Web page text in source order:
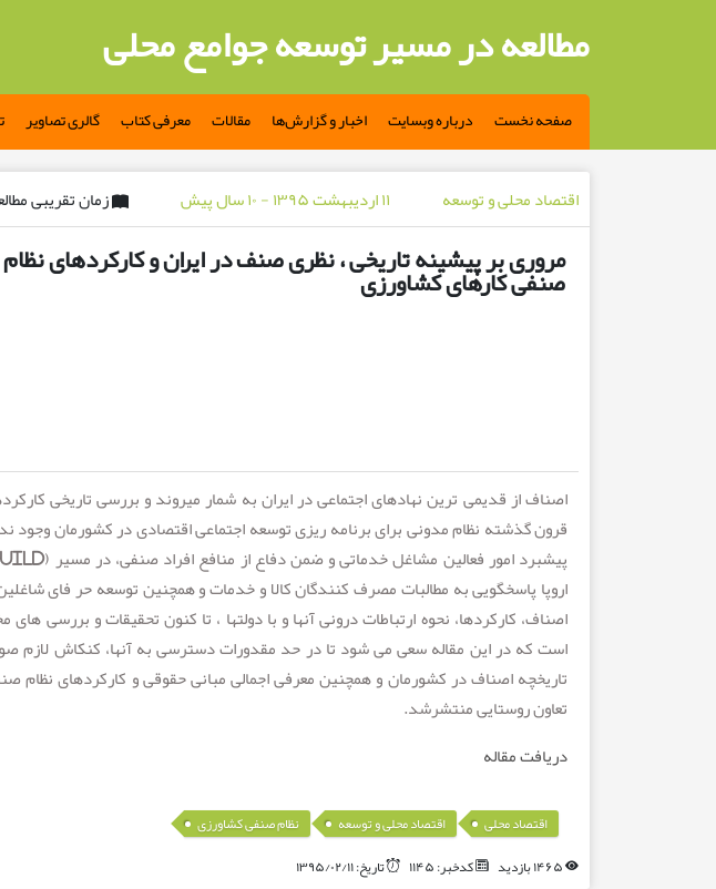
مطالعه در مسیر توسعه جوامع محلی
صفحه نخست درباره وبسایت اخبار و گزارش‌ها مقالات معرفی کتاب گالری تصاویر
اقتصاد محلی و توسعه ۱۱ اردیبهشت ۱۳۹۵ - ۱۰ سال پیش زمان تقریبی مطالعه: ۱
مروری بر پیشینه تاریخی ، نظری صنف در ایران و کارکردهای نظام
صنفی کارهای کشاورزی
اصناف از قدیمی ترین نهادهای اجتماعی در ایران به شمار میروند و بررسی تاریخی
قرون گذشته نظام مدونی برای برنامه ریزی توسعه اجتماعی اقتصادی در کشورمان وجود
اروپا پاسخگویی به مطالبات مصرف کنندگان کالا و خدمات و همچنین توسعه حر فای
اصناف، کارکردها، نحوه ارتباطات درونی آنها و با دولتها ، تا کنون تحقیقات و بررسی
است که در این مقاله سعی می شود تا در حد مقدورات دسترسی به آنها، کنکاش لازم
تعاون روستایی منتشرشد.
دریافت مقاله
اقتصاد محلی اقتصاد محلی و توسعه نظام صنفی کشاورزی
کدخبر: ۱۱۴۵ تاریخ: ۱۳۹۵/۰۲/۱۱